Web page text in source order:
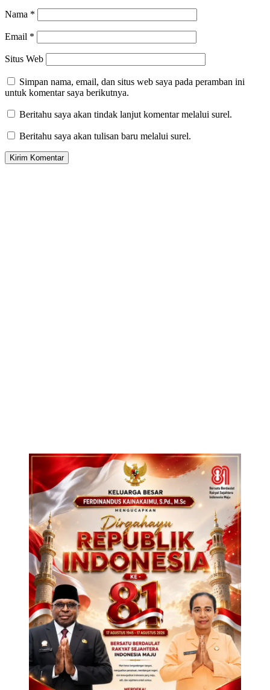
Nama *
Email *
Situs Web
Simpan nama, email, dan situs web saya pada peramban ini
untuk komentar saya berikutnya.
Beritahu saya akan tindak lanjut komentar melalui surel.
Beritahu saya akan tulisan baru melalui surel.